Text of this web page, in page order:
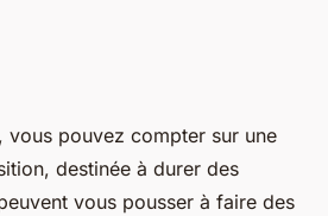
pouvez compter sur une
destinée à durer des
vous pousser à faire des